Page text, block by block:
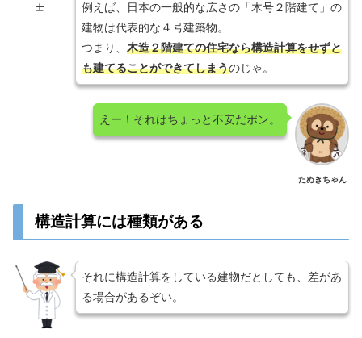
士
例えば、日本の一般的な広さの「木号２階建て」の
建物は代表的な４号建築物。
つまり、 木造２階建ての住宅なら構造計算をせずと
も建てることができてしまうのじゃ。
たぬきちゃん
えー！それはちょっと不安だポン。
構造計算には種類がある
それに構造計算をしている建物だとしても、差があ
る場合があるぞい。